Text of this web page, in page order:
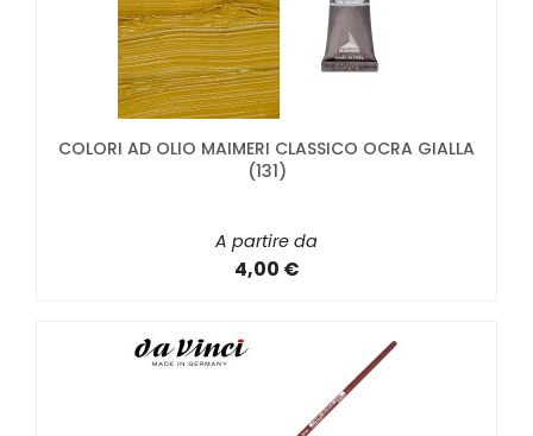
COLORI AD OLIO MAIMERI CLASSICO OCRA GIALLA
(131)
A partire da
4,00 €